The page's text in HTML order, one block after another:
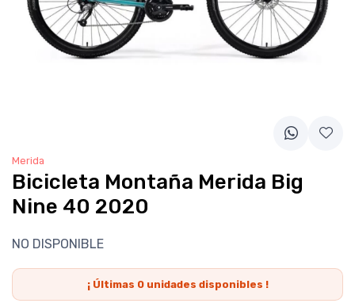
Merida
Bicicleta Montaña Merida Big
Nine 40 2020
NO DISPONIBLE
¡ Últimas 0unidades disponibles !